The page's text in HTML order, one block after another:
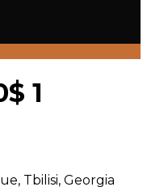
1
Tbilisi, Georgia